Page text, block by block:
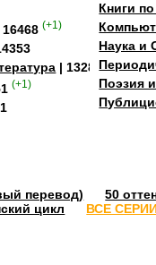
16468 (+1)
| 13287
(+1)
Книги
Наука и
Поэзия
перевод) 50
цикл ВСЕ